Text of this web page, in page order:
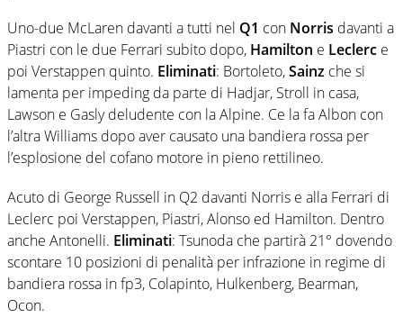
Uno-due McLaren davanti a tutti nel Q1 con Norris davanti a
Piastri con le due Ferrari subito dopo, Hamilton e Leclerc e
poi Verstappen quinto. Eliminati: Bortoleto,Sainz che si
lamenta per impeding da parte di Hadjar, Stroll in casa,
Lawson e Gasly deludente con la Alpine. Ce la fa Albon con
l’altra Williams dopo aver causato una bandiera rossa per
l’esplosione del cofano motore in pieno rettilineo.
Acuto di George Russell in Q2 davanti Norris e alla Ferrari di
Leclerc poi Verstappen, Piastri, Alonso ed Hamilton. Dentro
anche Antonelli. Eliminati: Tsunoda che partirà 21° dovendo
scontare 10 posizioni di penalità per infrazione in regime di
bandiera rossa in fp3, Colapinto, Hulkenberg, Bearman,
Ocon.